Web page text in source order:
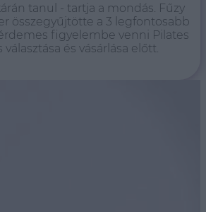
tanul - tartja a mondás. Fűzy
összegyűjtötte a 3 legfontosabb
figyelembe venni Pilates
és vásárlása előtt.